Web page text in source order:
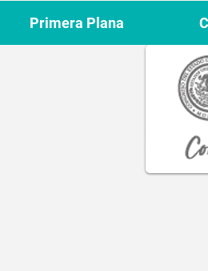
Primera Plana